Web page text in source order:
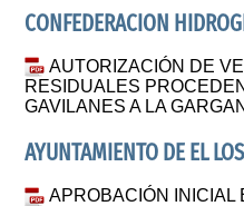
CONFEDERACION
AUTORIZACIÓN DE
RESIDUALES
GAVILANES A LA
AYUNTAMIENTO DE EL
APROBACIÓN INICIAL